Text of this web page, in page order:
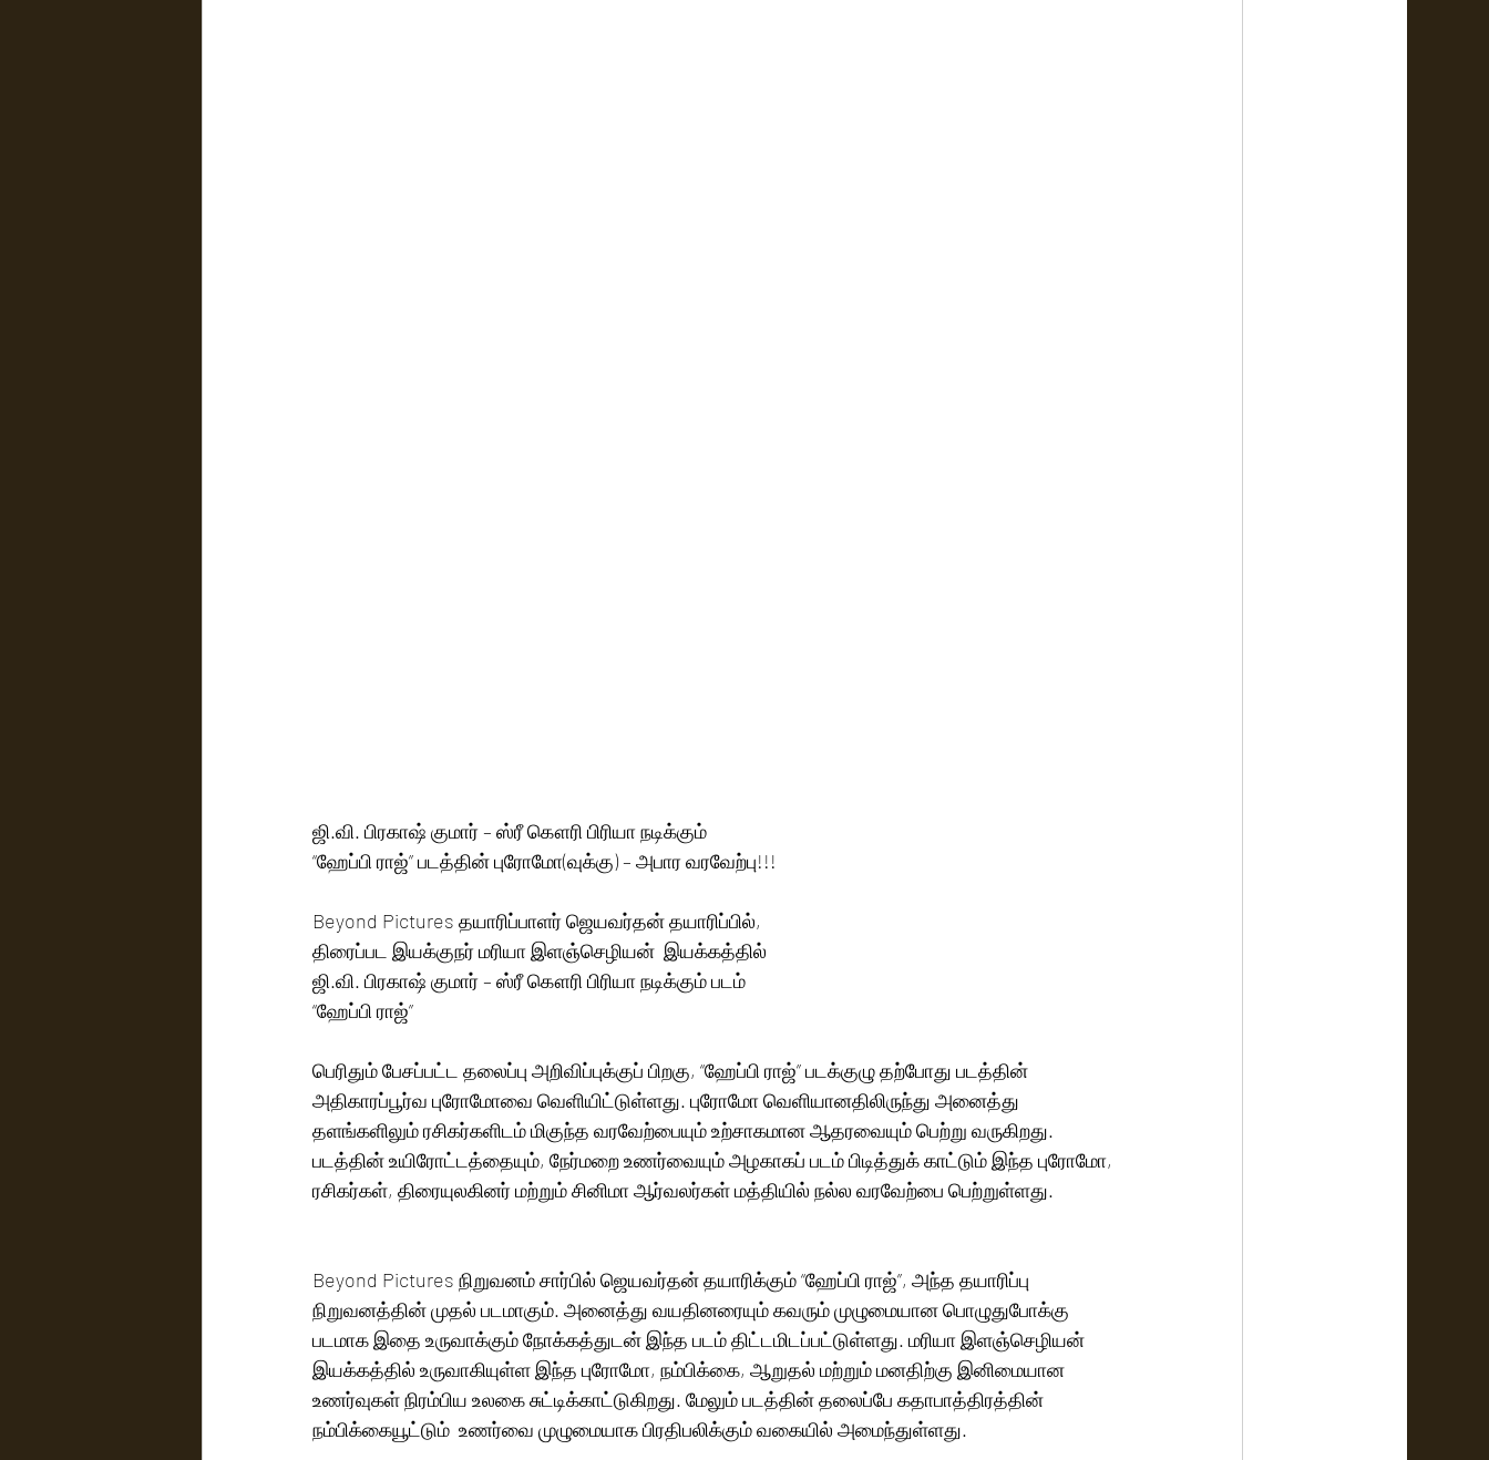
ஜி.வி. பிரகாஷ் குமார் – ஸ்ரீ கௌரி பிரியா நடிக்கும்
“ஹேப்பி ராஜ்” படத்தின் புரோமோ(வுக்கு) – அபார வரவேற்பு!!!
Beyond Pictures தயாரிப்பாளர் ஜெயவர்தன் தயாரிப்பில்,
திரைப்பட இயக்குநர் மரியா இளஞ்செழியன்  இயக்கத்தில்
ஜி.வி. பிரகாஷ் குமார் – ஸ்ரீ கௌரி பிரியா நடிக்கும் படம்
“ஹேப்பி ராஜ்”
பெரிதும் பேசப்பட்ட தலைப்பு அறிவிப்புக்குப் பிறகு, “ஹேப்பி ராஜ்” படக்குழு தற்போது படத்தின்
அதிகாரப்பூர்வ புரோமோவை வெளியிட்டுள்ளது. புரோமோ வெளியானதிலிருந்து அனைத்து
தளங்களிலும் ரசிகர்களிடம் மிகுந்த வரவேற்பையும் உற்சாகமான ஆதரவையும் பெற்று வருகிறது.
படத்தின் உயிரோட்டத்தையும், நேர்மறை உணர்வையும் அழகாகப் படம் பிடித்துக் காட்டும் இந்த புரோமோ,
ரசிகர்கள், திரையுலகினர் மற்றும் சினிமா ஆர்வலர்கள் மத்தியில் நல்ல வரவேற்பை பெற்றுள்ளது.
Beyond Pictures நிறுவனம் சார்பில் ஜெயவர்தன் தயாரிக்கும் “ஹேப்பி ராஜ்”, அந்த தயாரிப்பு
நிறுவனத்தின் முதல் படமாகும். அனைத்து வயதினரையும் கவரும் முழுமையான பொழுதுபோக்கு
படமாக இதை உருவாக்கும் நோக்கத்துடன் இந்த படம் திட்டமிடப்பட்டுள்ளது. மரியா இளஞ்செழியன்
இயக்கத்தில் உருவாகியுள்ள இந்த புரோமோ, நம்பிக்கை, ஆறுதல் மற்றும் மனதிற்கு இனிமையான
உணர்வுகள் நிரம்பிய உலகை சுட்டிக்காட்டுகிறது. மேலும் படத்தின் தலைப்பே கதாபாத்திரத்தின்
நம்பிக்கையூட்டும்  உணர்வை முழுமையாக பிரதிபலிக்கும் வகையில் அமைந்துள்ளது.